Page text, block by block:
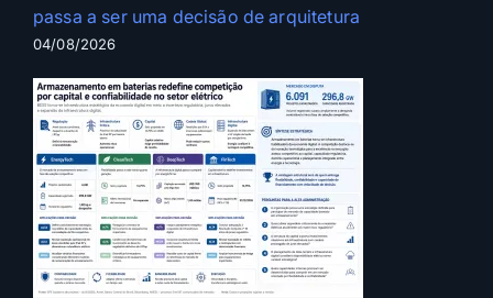
passa a ser uma decisão de arquitetura
04/08/2026